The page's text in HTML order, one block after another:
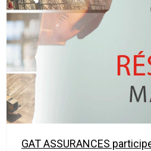
GAT ASSURANCES